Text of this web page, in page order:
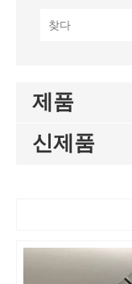
제품
신제품